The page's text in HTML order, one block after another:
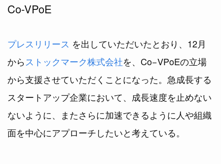
Co-VPoE
プレスリリース を出していただいたとおり、12月
から ストックマーク株式会社を、Co−VPoEの立場
から支援させていただくことになった。急成長する
スタートアップ企業において、成長速度を止めない
ないように、またさらに加速できるように人や組織
面を中心にアプローチしたいと考えている。